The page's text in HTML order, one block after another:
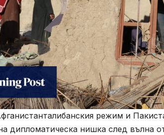
режим и
дипломатическа нишка след вълна